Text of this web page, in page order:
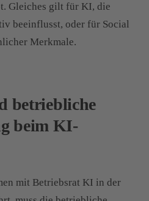
Gleiches gilt für KI, die
beeinflusst, oder für Social
Merkmale.
betriebliche
beim KI-
mit Betriebsrat KI in der